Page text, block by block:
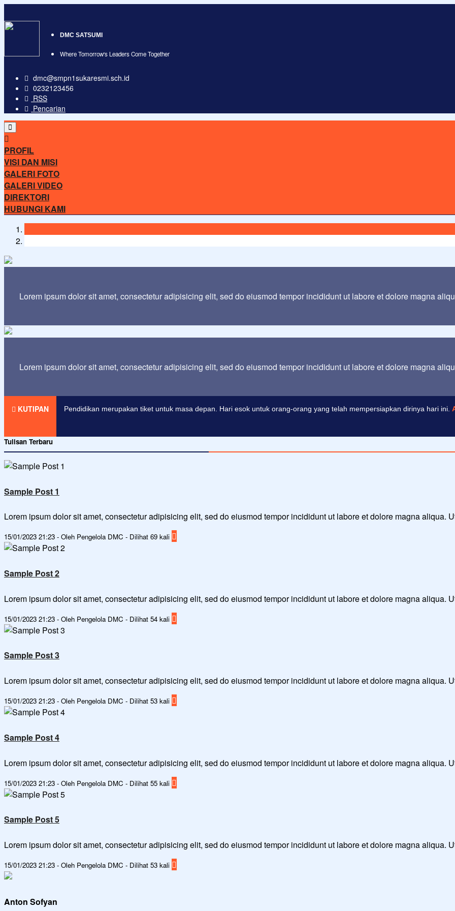
DMC SATSUMI
Where Tomorrow's Leaders Come Together
dmc@smpn1sukaresmi.sch.id
0232123456
RSS
Pencarian
PROFIL
VISI DAN MISI
GALERI FOTO
GALERI VIDEO
DIREKTORI
HUBUNGI KAMI
Lorem ipsum dolor sit amet, consectetur adipisicing elit, sed do eiusmod tempor incididunt ut labore et dolore magna
Lorem ipsum dolor sit amet, consectetur adipisicing elit, sed do eiusmod tempor incididunt ut labore et dolore magna
KUTIPAN Pendidikan merupakan tiket untuk masa depan. Hari esok untuk orang-orang yang telah mempersiapkan dirinya hari ini.
Tulisan Terbaru
Sample Post 1
Lorem ipsum dolor sit amet, consectetur adipisicing elit, sed do eiusmod tempor incididunt ut labore et dolore magna aliqua.
15/01/2023 21:23 - Oleh Pengelola DMC - Dilihat 69 kali
Sample Post 2
Lorem ipsum dolor sit amet, consectetur adipisicing elit, sed do eiusmod tempor incididunt ut labore et dolore magna aliqua.
15/01/2023 21:23 - Oleh Pengelola DMC - Dilihat 54 kali
Sample Post 3
Lorem ipsum dolor sit amet, consectetur adipisicing elit, sed do eiusmod tempor incididunt ut labore et dolore magna aliqua.
15/01/2023 21:23 - Oleh Pengelola DMC - Dilihat 53 kali
Sample Post 4
Lorem ipsum dolor sit amet, consectetur adipisicing elit, sed do eiusmod tempor incididunt ut labore et dolore magna aliqua.
15/01/2023 21:23 - Oleh Pengelola DMC - Dilihat 55 kali
Sample Post 5
Lorem ipsum dolor sit amet, consectetur adipisicing elit, sed do eiusmod tempor incididunt ut labore et dolore magna aliqua.
15/01/2023 21:23 - Oleh Pengelola DMC - Dilihat 53 kali
Anton Sofyan